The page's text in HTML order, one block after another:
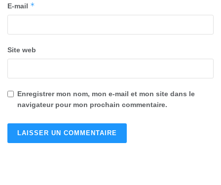
E-mail *
Site web
Enregistrer mon nom, mon e-mail et mon site dans le
navigateur pour mon prochain commentaire.